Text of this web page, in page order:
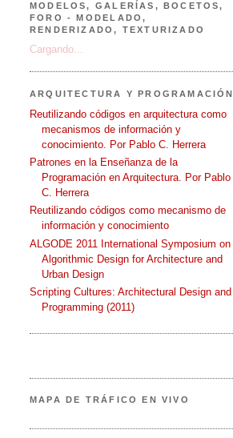
MODELOS, GALERÍAS, BOCETOS,
FORO - MODELADO,
RENDERIZADO, TEXTURIZADO
Cargando...
ARQUITECTURA Y PROGRAMACIÓN
Reutilizando códigos en arquitectura como
mecanismos de información y
conocimiento. Por Pablo C. Herrera
Patrones en la Enseñanza de la
Programación en Arquitectura. Por Pablo
C. Herrera
Reutilizando códigos como mecanismo de
información y conocimiento
ALGODE 2011 International Symposium on
Algorithmic Design for Architecture and
Urban Design
Scripting Cultures: Architectural Design and
Programming (2011)
MAPA DE TRÁFICO EN VIVO